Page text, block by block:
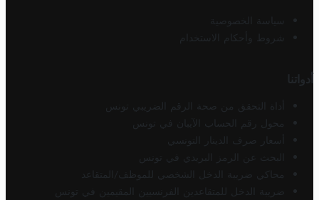
سياسة الخصوصية
شروط وأحكام الاستخدام
أدواتنا
أداة التحقق من صحة الرقم الضريبي تونس
محول رقم الحساب الآيبان في تونس
أسعار صرف الدينار التونسي
البحث عن الرمز البريدي في تونس
محاكي ضريبة الدخل الشخصي للموظف/المتقاعد
ضريبة الدخل للمتقاعدين الفرنسيين المقيمين في تونس